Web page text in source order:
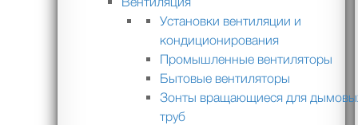
Установки вентиляции и
кондиционирования
Промышленные вентиляторы
Бытовые вентиляторы
Зонты вращающиеся для
труб